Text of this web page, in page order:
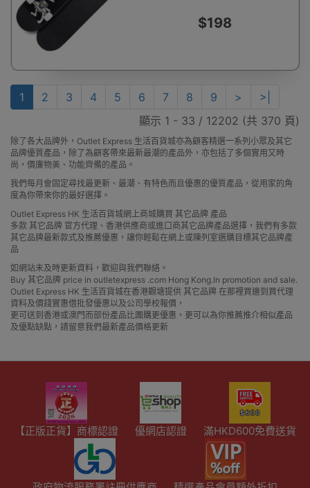
$198
1 2 3 4 5 6 7 8 9 >
>|
顯示 1 - 33 / 12202 (共 370 頁)
除了各大品牌外，Outlet Express 生活百貨城亦為顧客精選一系列小眾及其它
品牌優質產品，除了為顧客帶來最新最潮的產品外，亦包括了多個實用又時
尚，價廉物美、功能齊備的產品。
我們每月會固定尋找最更新、最潮、有特色而且優惠的優質產品，從用家的角
度為你帶來你的最好選擇。
Outlet Express HK 生活百貨城網上商城購買 其它品牌 產品
多款 其它品牌 官方代理、香港供應商或進口商其它品牌產品選擇，我們有多款
其它品牌最新款式及推薦優惠，讓你輕鬆在網上或陳列室選購目標其它品牌產
品
如網站未及時更新資料，歡迎與我們聯絡。
Buy 其它品牌 price in outletexpress .com Hong Kong.In promotion and sale.
Outlet Express HK 生活百貨城在香港觀塘提供 其它品牌 在那裡買邊到買代理
資料及價錢實惠借批發優惠以及公司學校報價，
更可送到香港或澳門而部份產品比團購更優惠，更可以為你推薦推介相似產品
及優點缺點，請留意我們最新產品價格更新
【正版正貨】商標認證 優網店認證 滿HKD600免費送貨